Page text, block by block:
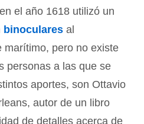
el año 1618 utilizó un
binoculares al
marítimo, pero no existe
personas a las que se
aportes, son Ottavio
autor de un libro
de detalles acerca de